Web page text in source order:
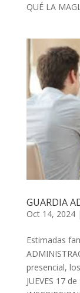
QUÉ LA
GUARDIA
Oct 14, 2024|
Estimadas
presencial,
JUEVES 17